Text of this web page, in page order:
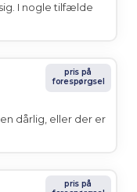
I nogle tilfælde
pris på
forespørgsel
dårlig, eller der er
pris på